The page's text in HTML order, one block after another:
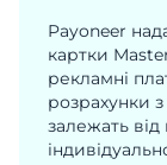
Payoneer
картки
рекламні
розрахунки
залежать